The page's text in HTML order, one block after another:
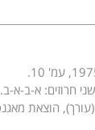
חרוזים: א-ב-א-ב.